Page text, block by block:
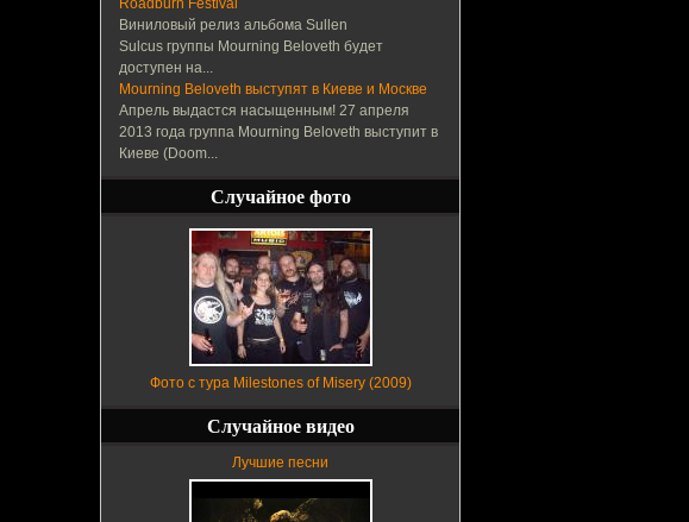
Roadburn Festival
Виниловый релиз альбома Sullen
Sulcus группы Mourning Beloveth будет
доступен на...
Mourning Beloveth выступят в Киеве и Москве
Апрель выдастся насыщенным! 27 апреля
2013 года группа Mourning Beloveth выступит в
Киеве (Doom...
Случайное фото
Фото с тура Milestones of Misery (2009)
Случайное видео
Лучшие песни